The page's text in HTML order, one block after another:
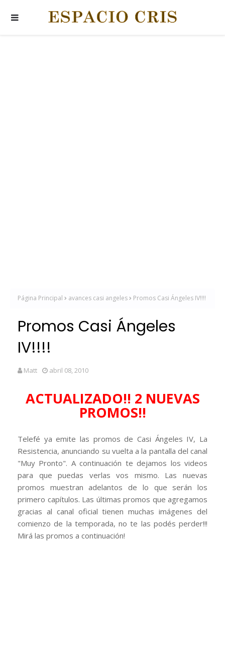
Página Principal avances casi angeles Promos Casi Ángeles IV!!!!
Promos Casi Ángeles
IV!!!!
Matt abril 08, 2010
ACTUALIZADO!! 2 NUEVAS
PROMOS!!
Telefé ya emite las promos de Casi Ángeles IV, La
Resistencia, anunciando su vuelta a la pantalla del canal
"Muy Pronto". A continuación te dejamos los videos
para que puedas verlas vos mismo. Las nuevas
promos muestran adelantos de lo que serán los
primero capítulos. Las últimas promos que agregamos
gracias al canal oficial tienen muchas imágenes del
comienzo de la temporada, no te las podés perder!!!
Mirá las promos a continuación!